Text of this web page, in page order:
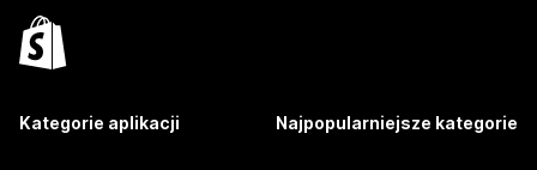
Kategorie aplikacji Najpopularniejsze kategorie